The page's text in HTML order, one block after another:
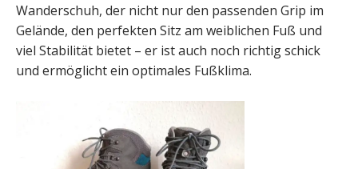
Wanderschuh, der nicht nur den passenden Grip im
Gelände, den perfekten Sitz am weiblichen Fuß und
viel Stabilität bietet – er ist auch noch richtig schick
und ermöglicht ein optimales Fußklima.